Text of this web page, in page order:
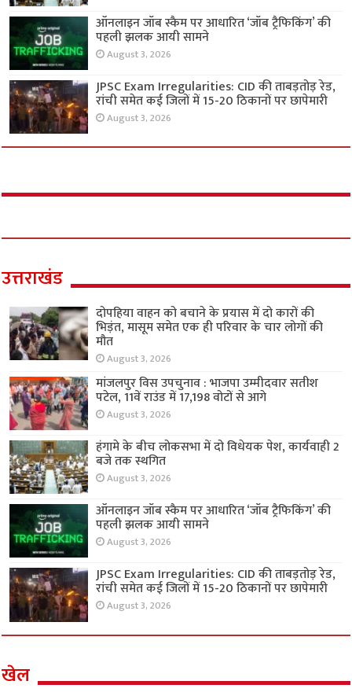
ऑनलाइन जॉब स्कैम पर आधारित ‘जॉब ट्रैफिकिंग’ की
पहली झलक आयी सामने
August 3, 2026
JPSC Exam Irregularities: CID की ताबड़तोड़ रेड,
रांची समेत कई जिलों में 15-20 ठिकानों पर छापेमारी
August 3, 2026
उत्तराखंड
दोपहिया वाहन को बचाने के प्रयास में दो कारों की
भिड़ंत, मासूम समेत एक ही परिवार के चार लोगों की
मौत
August 3, 2026
मांजलपुर विस उपचुनाव : भाजपा उम्मीदवार सतीश
पटेल, 11वें राउंड में 17,198 वोटों से आगे
August 3, 2026
हंगामे के बीच लोकसभा में दो विधेयक पेश, कार्यवाही 2
बजे तक स्थगित
August 3, 2026
ऑनलाइन जॉब स्कैम पर आधारित ‘जॉब ट्रैफिकिंग’ की
पहली झलक आयी सामने
August 3, 2026
JPSC Exam Irregularities: CID की ताबड़तोड़ रेड,
रांची समेत कई जिलों में 15-20 ठिकानों पर छापेमारी
August 3, 2026
खेल